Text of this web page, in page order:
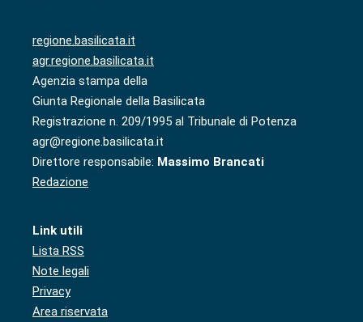
regione.basilicata.it
agr.regione.basilicata.it
Agenzia stampa della
Giunta Regionale della Basilicata
Registrazione n. 209/1995 al Tribunale di Potenza
agr@regione.basilicata.it
Direttore responsabile: Massimo Brancati
Redazione
Link utili
Lista RSS
Note legali
Privacy
Area riservata